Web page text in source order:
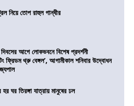
নিয়ে তোপ রাহুল গান্ধীর
দিবসের আগে লোকভবনে বিশেষ প্রদর্শনী
ফ্রিডম থ্রু বেঙ্গল’, আগামীকাল শনিবার উদ্বোধন
হর ঘর তিরঙ্গা যাত্রায় মানুষের ঢল